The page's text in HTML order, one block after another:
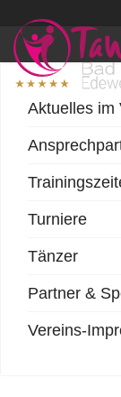
Aktuelles im
Turniere
Tänzer
Partner &
Vereins-